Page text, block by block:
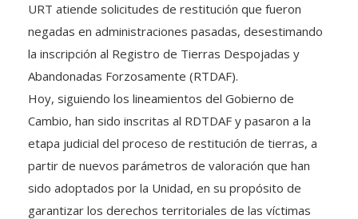
URT atiende solicitudes de restitución que fueron
negadas en administraciones pasadas, desestimando
la inscripción al Registro de Tierras Despojadas y
Abandonadas Forzosamente (RTDAF).
Hoy, siguiendo los lineamientos del Gobierno de
Cambio, han sido inscritas al RDTDAF y pasaron a la
etapa judicial del proceso de restitución de tierras, a
partir de nuevos parámetros de valoración que han
sido adoptados por la Unidad, en su propósito de
garantizar los derechos territoriales de las víctimas